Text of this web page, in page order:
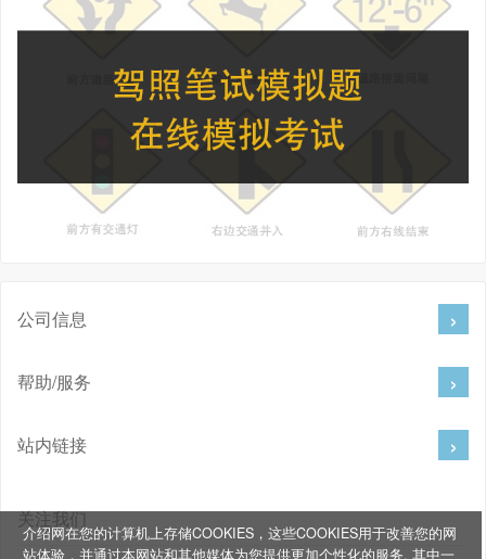
介绍网在您的计算机上存储COOKIES，这些COOKIES用于改善您的网
站体验，并通过本网站和其他媒体为您提供更加个性化的服务, 其中一
公司信息
帮助/服务
站内链接
关注我们